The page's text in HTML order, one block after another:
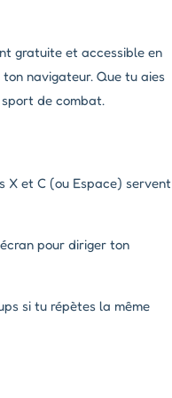
gratuite et accessible en
navigateur. Que tu aies
de combat.
X et C (ou Espace) servent
pour diriger ton
si tu répètes la même